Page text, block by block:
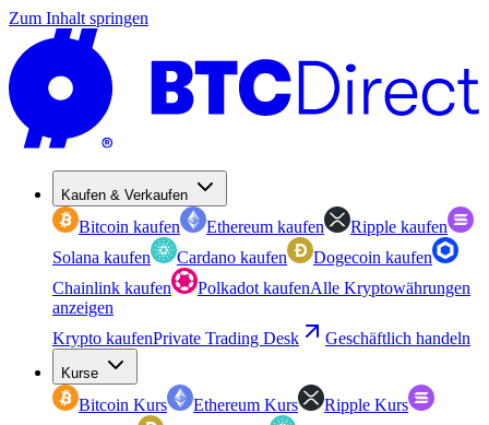
Zum Inhalt springen
Kaufen & Verkaufen
Bitcoin kaufen Ethereum kaufen
Ripple kaufen
Solana kaufen
Cardano kaufen
Dogecoin kaufen
Chainlink kaufen
Polkadot kaufenAlle Kryptowährungen
anzeigen
Krypto kaufenPrivate Trading Desk Geschäftlich handeln
Kurse
Bitcoin Kurs Ethereum Kurs
Ripple Kurs